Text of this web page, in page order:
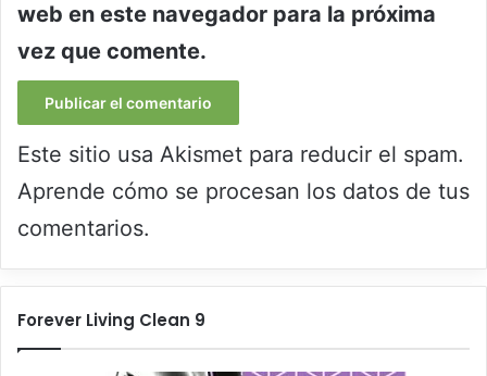
web en este navegador para la próxima
vez que comente.
Este sitio usa Akismet para reducir el spam.
Aprende cómo se procesan los datos de tus
comentarios.
Forever Living Clean 9